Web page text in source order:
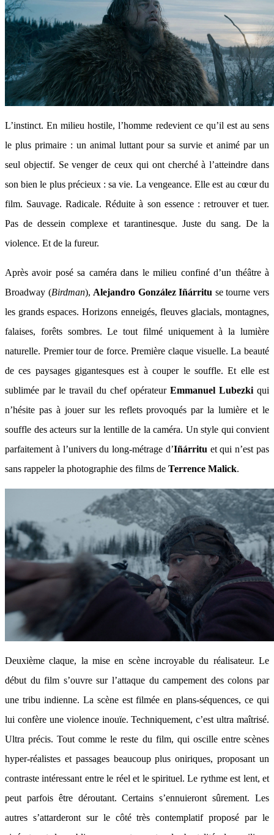
L’instinct. En milieu hostile, l’homme redevient ce qu’il est au sens
le plus primaire : un animal luttant pour sa survie et animé par un
seul objectif. Se venger de ceux qui ont cherché à l’atteindre dans
son bien le plus précieux : sa vie. La vengeance. Elle est au cœur du
film. Sauvage. Radicale. Réduite à son essence : retrouver et tuer.
Pas de dessein complexe et tarantinesque. Juste du sang. De la
violence. Et de la fureur.
Après avoir posé sa caméra dans le milieu confiné d’un théâtre à
Broadway (Birdman), Alejandro González Iñárritu se tourne vers
les grands espaces. Horizons enneigés, fleuves glacials, montagnes,
falaises, forêts sombres. Le tout filmé uniquement à la lumière
naturelle. Premier tour de force. Première claque visuelle. La beauté
de ces paysages gigantesques est à couper le souffle. Et elle est
sublimée par le travail du chef opérateur Emmanuel Lubezki qui
n’hésite pas à jouer sur les reflets provoqués par la lumière et le
souffle des acteurs sur la lentille de la caméra. Un style qui convient
parfaitement à l’univers du long-métrage d’Iñárritu et qui n’est pas
sans rappeler la photographie des films de Terrence Malick.
Deuxième claque, la mise en scène incroyable du réalisateur. Le
début du film s’ouvre sur l’attaque du campement des colons par
une tribu indienne. La scène est filmée en plans-séquences, ce qui
lui confère une violence inouïe. Techniquement, c’est ultra maîtrisé.
Ultra précis. Tout comme le reste du film, qui oscille entre scènes
hyper-réalistes et passages beaucoup plus oniriques, proposant un
contraste intéressant entre le réel et le spirituel. Le rythme est lent, et
peut parfois être déroutant. Certains s’ennuieront sûrement. Les
autres s’attarderont sur le côté très contemplatif proposé par le